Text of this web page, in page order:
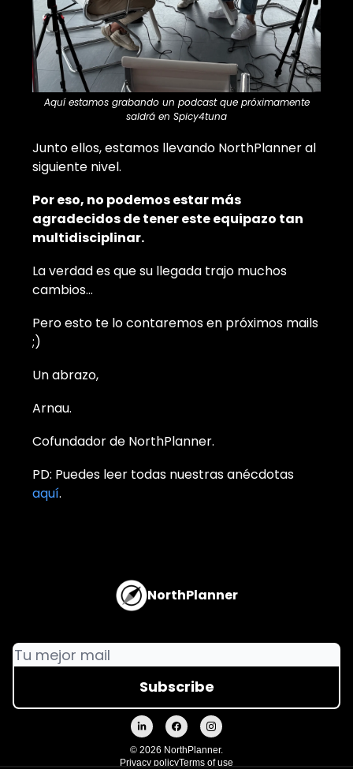
Aquí estamos grabando un podcast que próximamente
saldrá en Spicy4tuna
Junto ellos, estamos llevando NorthPlanner al
siguiente nivel.
Por eso, no podemos estar más
agradecidos de tener este equipazo tan
multidisciplinar.
La verdad es que su llegada trajo muchos
cambios...
Pero esto te lo contaremos en próximos mails
;)
Un abrazo,
Arnau.
Cofundador de NorthPlanner.
PD: Puedes leer todas nuestras anécdotas
aquí.
NorthPlanner
© 2026 NorthPlanner.
Privacy policyTerms of use